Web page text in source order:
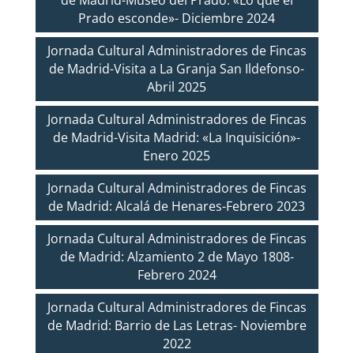
Prado esconde»- Diciembre 2024
Jornada Cultural Administradores de Fincas
de Madrid-Visita a La Granja San Ildefonso-
Abril 2025
Jornada Cultural Administradores de Fincas
de Madrid-Visita Madrid: «La Inquisición»-
Enero 2025
Jornada Cultural Administradores de Fincas
de Madrid: Alcalá de Henares-Febrero 2023
Jornada Cultural Administradores de Fincas
de Madrid: Alzamiento 2 de Mayo 1808-
Febrero 2024
Jornada Cultural Administradores de Fincas
de Madrid: Barrio de Las Letras- Noviembre
2022